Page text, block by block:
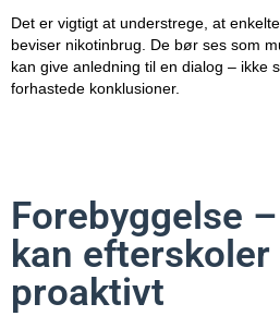
Det er vigtigt at understrege, at
beviser nikotinbrug. De bør ses som
kan give anledning til en dialog – ikke
forhastede konklusioner.
Forebyggelse
kan efterskoler
proaktivt